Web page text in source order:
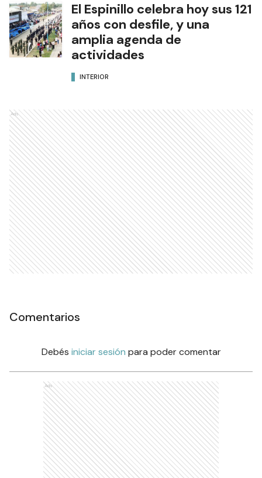
El Espinillo celebra hoy sus 121
años con desfile, y una
amplia agenda de
actividades
INTERIOR
Ads
Comentarios
Debés iniciar sesión para poder comentar
Ads